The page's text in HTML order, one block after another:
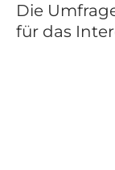
Die
für das